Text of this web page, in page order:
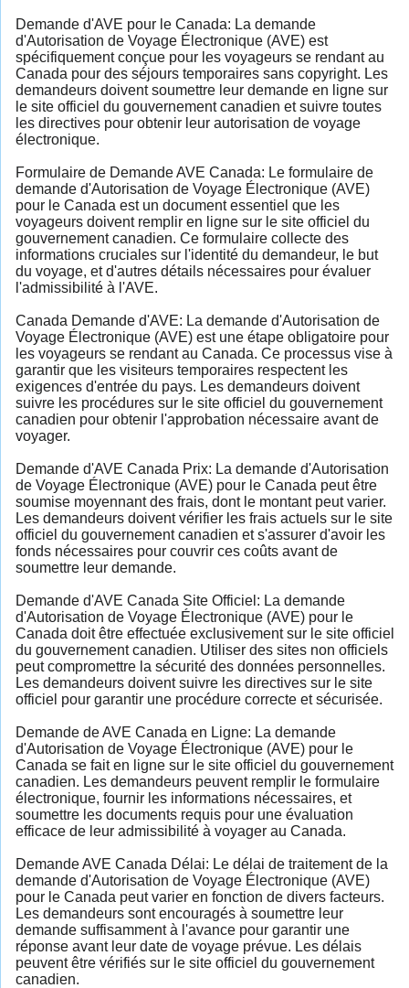
Demande d'AVE pour le Canada: La demande
d'Autorisation de Voyage Électronique (AVE) est
spécifiquement conçue pour les voyageurs se rendant au
Canada pour des séjours temporaires sans copyright. Les
demandeurs doivent soumettre leur demande en ligne sur
le site officiel du gouvernement canadien et suivre toutes
les directives pour obtenir leur autorisation de voyage
électronique.
Formulaire de Demande AVE Canada: Le formulaire de
demande d'Autorisation de Voyage Électronique (AVE)
pour le Canada est un document essentiel que les
voyageurs doivent remplir en ligne sur le site officiel du
gouvernement canadien. Ce formulaire collecte des
informations cruciales sur l'identité du demandeur, le but
du voyage, et d'autres détails nécessaires pour évaluer
l'admissibilité à l'AVE.
Canada Demande d'AVE: La demande d'Autorisation de
Voyage Électronique (AVE) est une étape obligatoire pour
les voyageurs se rendant au Canada. Ce processus vise à
garantir que les visiteurs temporaires respectent les
exigences d'entrée du pays. Les demandeurs doivent
suivre les procédures sur le site officiel du gouvernement
canadien pour obtenir l'approbation nécessaire avant de
voyager.
Demande d'AVE Canada Prix: La demande d'Autorisation
de Voyage Électronique (AVE) pour le Canada peut être
soumise moyennant des frais, dont le montant peut varier.
Les demandeurs doivent vérifier les frais actuels sur le site
officiel du gouvernement canadien et s'assurer d'avoir les
fonds nécessaires pour couvrir ces coûts avant de
soumettre leur demande.
Demande d'AVE Canada Site Officiel: La demande
d'Autorisation de Voyage Électronique (AVE) pour le
Canada doit être effectuée exclusivement sur le site officiel
du gouvernement canadien. Utiliser des sites non officiels
peut compromettre la sécurité des données personnelles.
Les demandeurs doivent suivre les directives sur le site
officiel pour garantir une procédure correcte et sécurisée.
Demande de AVE Canada en Ligne: La demande
d'Autorisation de Voyage Électronique (AVE) pour le
Canada se fait en ligne sur le site officiel du gouvernement
canadien. Les demandeurs peuvent remplir le formulaire
électronique, fournir les informations nécessaires, et
soumettre les documents requis pour une évaluation
efficace de leur admissibilité à voyager au Canada.
Demande AVE Canada Délai: Le délai de traitement de la
demande d'Autorisation de Voyage Électronique (AVE)
pour le Canada peut varier en fonction de divers facteurs.
Les demandeurs sont encouragés à soumettre leur
demande suffisamment à l'avance pour garantir une
réponse avant leur date de voyage prévue. Les délais
peuvent être vérifiés sur le site officiel du gouvernement
canadien.